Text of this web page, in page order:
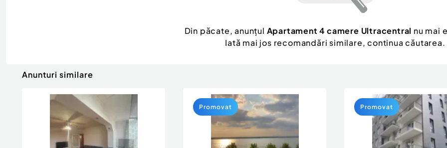
Din păcate, anunțul Apartament 4 camere Ultracentral nu mai
Iată mai jos recomandări similare, continua căutarea.
Anunturi similare
Promovat Promovat